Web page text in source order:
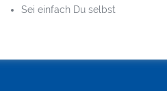
Sei einfach Du selbst